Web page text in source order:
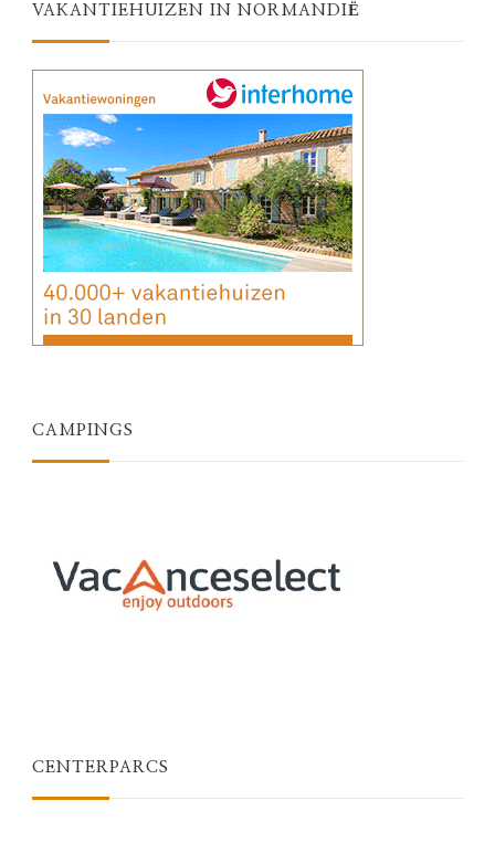
VAKANTIEHUIZEN IN NORMANDIË
CAMPINGS
CENTERPARCS